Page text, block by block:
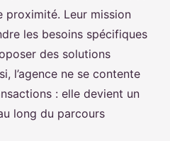
proximité. Leur mission
les besoins spécifiques
des solutions
l’agence ne se contente
: elle devient un
long du parcours